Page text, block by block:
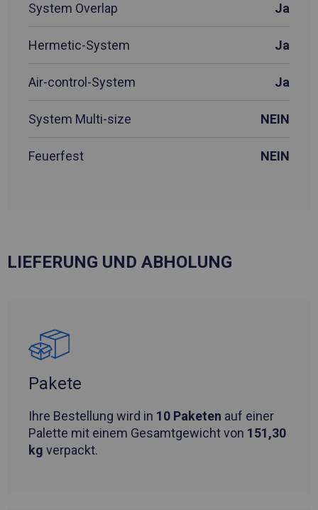
System Overlap Ja
Hermetic-System Ja
Air-control-System Ja
System Multi-size NEIN
Feuerfest NEIN
LIEFERUNG UND ABHOLUNG
Pakete
Ihre Bestellung wird in 10 Paketen auf einer
Palette mit einem Gesamtgewicht von 151,30
kg verpackt.